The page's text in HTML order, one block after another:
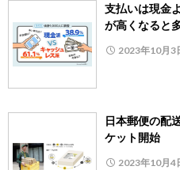
支払いは現金
が高くなると
2023年10月3
日本郵便の配
ケット開始
2023年10月4